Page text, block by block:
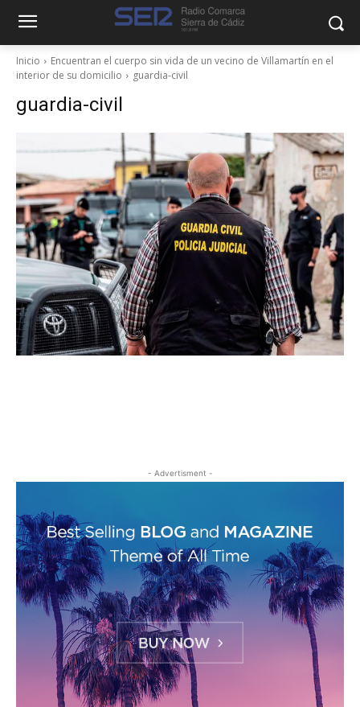
Inicio
Encuentran el cuerpo sin vida de un vecino de Villamartín en el
interior de su domicilio
guardia-civil
guardia-civil
- Advertisment -